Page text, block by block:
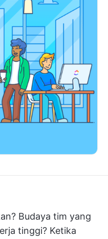
Budaya tim yang
tinggi? Ketika